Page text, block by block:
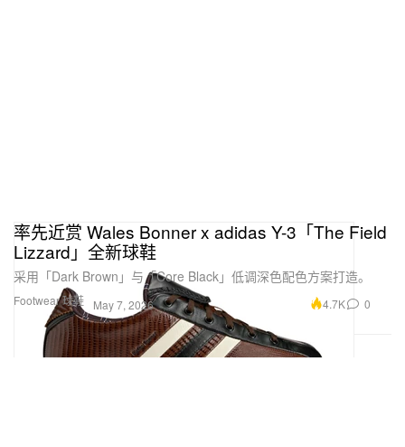
Footwear 球鞋
率先近赏 Wales Bonner x adidas Y-3「The Field
Lizzard」全新球鞋
采用「Dark Brown」与「Core Black」低调深色配色方案打造。
May 7, 2026 4.7K 0